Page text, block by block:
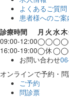
よくあるご質問
患者様へのご案
診療時間
月 火水木
09:00-12:00◯◯◯◯
16:00-19:00◯休◯◯
お問い合わせ
オンラインで予約・
ご予約
問診票